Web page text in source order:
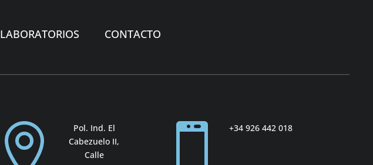
LABORATORIOS CONTACTO

Pol. Ind. El
Cabezuelo II,
Calle
 +34 926 442 018